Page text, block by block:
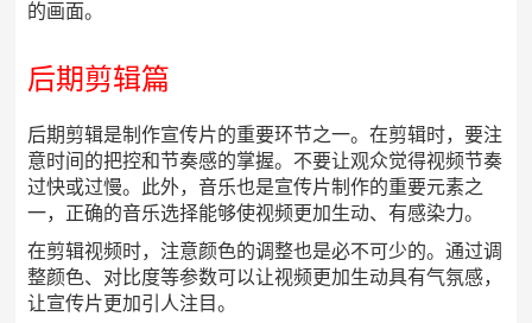
的画面。
后期剪辑篇
后期剪辑是制作宣传片的重要环节之一。在剪辑时，要注
意时间的把控和节奏感的掌握。不要让观众觉得视频节奏
过快或过慢。此外，音乐也是宣传片制作的重要元素之
一，正确的音乐选择能够使视频更加生动、有感染力。
在剪辑视频时，注意颜色的调整也是必不可少的。通过调
整颜色、对比度等参数可以让视频更加生动具有气氛感，
让宣传片更加引人注目。